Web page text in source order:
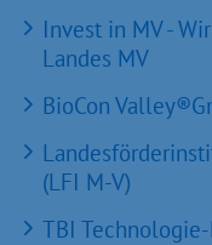
Invest in MV -
Landes MV
BioCon
(LFI M-V)
TBI